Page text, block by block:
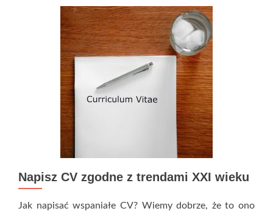
Napisz CV zgodne z trendami XXI wieku
Jak napisać wspaniałe CV? Wiemy dobrze, że to ono